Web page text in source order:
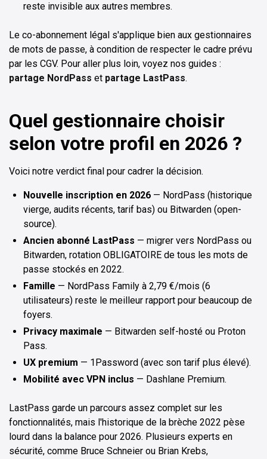
reste invisible aux autres membres.
Le co-abonnement légal s'applique bien aux gestionnaires
de mots de passe, à condition de respecter le cadre prévu
par les CGV. Pour aller plus loin, voyez nos guides :
partage NordPass et partage LastPass.
Quel gestionnaire choisir
selon votre profil en 2026 ?
Voici notre verdict final pour cadrer la décision.
Nouvelle inscription en 2026 — NordPass (historique
vierge, audits récents, tarif bas) ou Bitwarden (open-
source).
Ancien abonné LastPass — migrer vers NordPass ou
Bitwarden, rotation OBLIGATOIRE de tous les mots de
passe stockés en 2022.
Famille — NordPass Family à 2,79 €/mois (6
utilisateurs) reste le meilleur rapport pour beaucoup de
foyers.
Privacy maximale — Bitwarden self-hosté ou Proton
Pass.
UX premium — 1Password (avec son tarif plus élevé).
Mobilité avec VPN inclus — Dashlane Premium.
LastPass garde un parcours assez complet sur les
fonctionnalités, mais l'historique de la brèche 2022 pèse
lourd dans la balance pour 2026. Plusieurs experts en
sécurité, comme Bruce Schneier ou Brian Krebs,